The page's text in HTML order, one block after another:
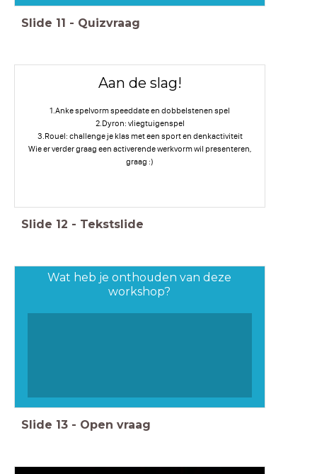
Slide 11 - Quizvraag
Aan de slag!
1.Anke spelvorm speeddate en dobbelstenen spel
2.Dyron: vliegtuigenspel
3.Rouel: challenge je klas met een sport en denkactiviteit
Wie er verder graag een activerende werkvorm wil presenteren,
graag :)
Slide 12 - Tekstslide
Wat heb je onthouden van deze
workshop?
Slide 13 - Open vraag